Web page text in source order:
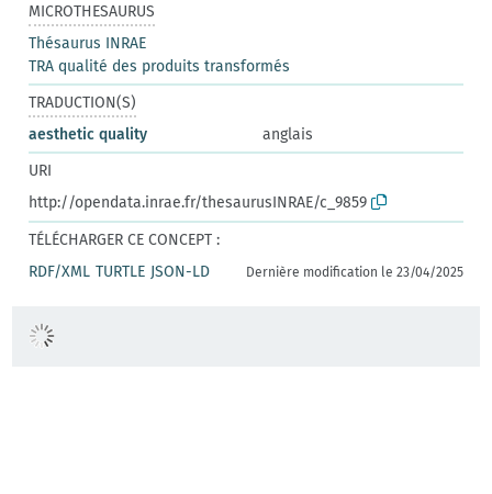
MICROTHESAURUS
Thésaurus INRAE
TRA qualité des produits transformés
TRADUCTION(S)
aesthetic quality
anglais
URI
http://opendata.inrae.fr/thesaurusINRAE/c_9859
TÉLÉCHARGER CE CONCEPT :
RDF/XML TURTLE JSON-LD Dernière modification le 23/04/2025